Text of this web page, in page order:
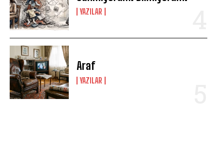
YAZILAR
Araf
YAZILAR